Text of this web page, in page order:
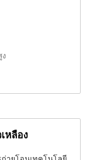
ง
หลือง